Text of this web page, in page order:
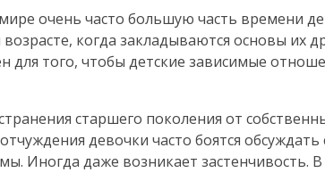
очень часто большую часть времени
когда закладываются основы их
для того, чтобы детские зависимые
старшего поколения от
отчуждения девочки часто боятся
Иногда даже возникает застенчивость.